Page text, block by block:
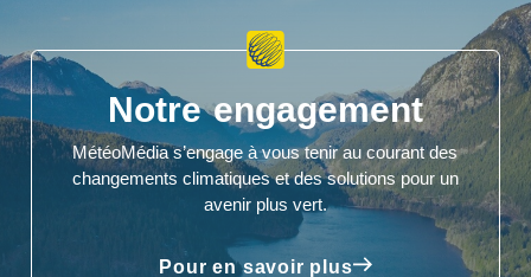
Notre engagement
MétéoMédia s’engage à vous tenir au courant des
changements climatiques et des solutions pour un
avenir plus vert.
Pour en savoir plus